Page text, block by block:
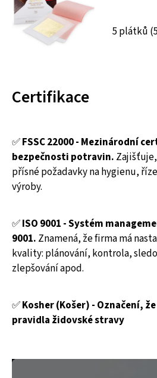
5 plátků
Certifikace
✅FSSC 22000 - Mezinárodní
bezpečnosti potravin.
přísné požadavky na hygienu,
výroby.
✅ISO 9001 - Systém
9001. Znamená, že firma má
kvality: plánování, kontrola,
zlepšování apod.
✅Kosher (Košer) - Označení,
pravidla židovské stravy